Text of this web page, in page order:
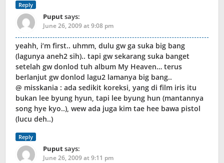
Reply
Puputsays:
June 26, 2009 at 9:08 pm
yeahh, i’m first.. uhmm, dulu gw ga suka big bang
(lagunya aneh2 sih).. tapi gw sekarang suka banget
setelah gw donlod tuh album My Heaven… terus
berlanjut gw donlod lagu2 lamanya big bang..
@ misskania : ada sedikit koreksi, yang di film iris itu
bukan lee byung hyun, tapi lee byung hun (mantannya
song hye kyo..), wew ada juga kim tae hee bawa pistol
(lucu deh..)
Reply
Puputsays:
June 26, 2009 at 9:11 pm